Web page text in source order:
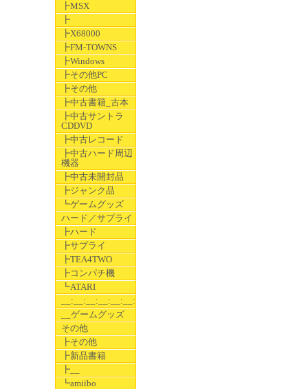
┣MSX
┣
┣X68000
┣FM-TOWNS
┣Windows
┣その他PC
┣その他
┣中古書籍_古本
┣中古サントラ
CDDVD
┣中古レコード
┣中古ハード周辺
機器
┣中古未開封品
┣ジャンク品
┗ゲームグッズ
ハード／サプライ
┣ハード
┣サプライ
┣TEA4TWO
┣コンパチ機
┗ATARI
__:__:__:__:__:__:__
__ゲームグッズ
その他
┣その他
┣新品書籍
┣__
┗amiibo